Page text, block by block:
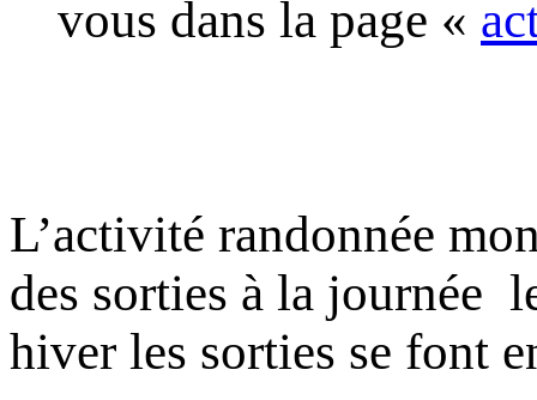
vous dans la page «
L’activité randonnée
des sorties à la journée
hiver les sorties se font